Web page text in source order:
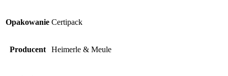
Opakowanie Certipack
Producent Heimerle & Meule